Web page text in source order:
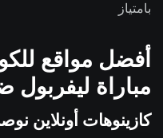
بامتياز
أفضل مواقع
مباراة ليفربول
كازينوهات أونلاين